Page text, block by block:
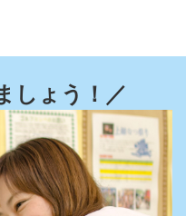
しょう！／